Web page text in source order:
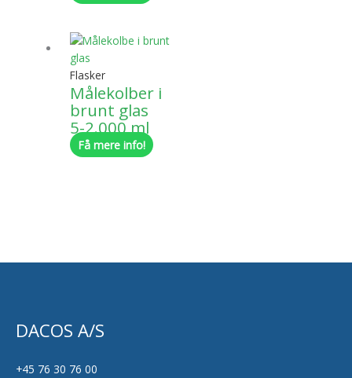
Flasker
Målekolber i
brunt glas
5-2.000 ml
Få mere info!
DACOS A/S
+45 76 30 76 00